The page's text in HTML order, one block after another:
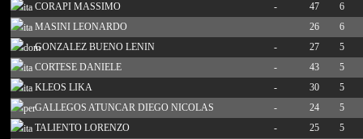
CORAPI MASSIMO
- 47
6
MASINI LEONARDO
26
6
GONZALEZ BUENO LENIN
- 27
5
CORTESE DANIELE
- 43
5
KLEOS LIKA
- 30
5
GALLEGOS ATUNCAR DIEGO NICOLAS
- 24
5
TALIENTO LORENZO
- 25
5